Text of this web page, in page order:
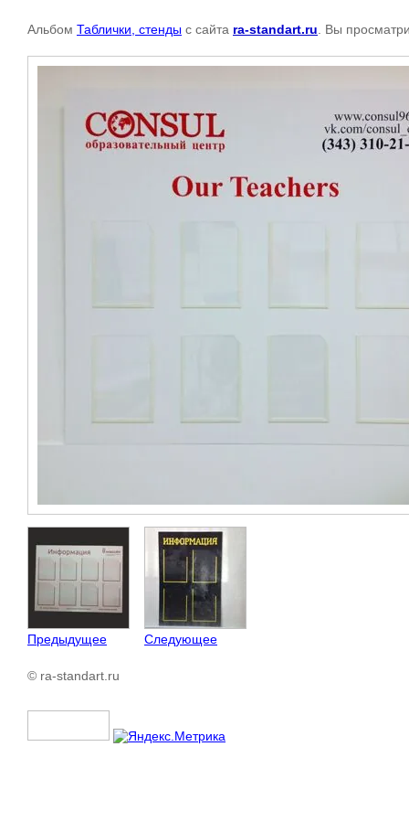
Альбом Таблички, стенды с сайта ra-standart.ru . Вы
Предыдущее Следующее
© ra-standart.ru